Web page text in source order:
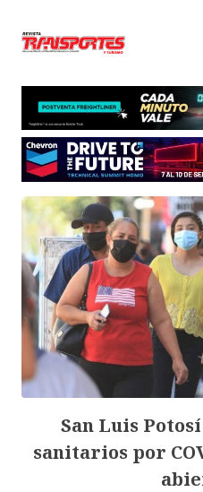
San Luis
sanitarios por